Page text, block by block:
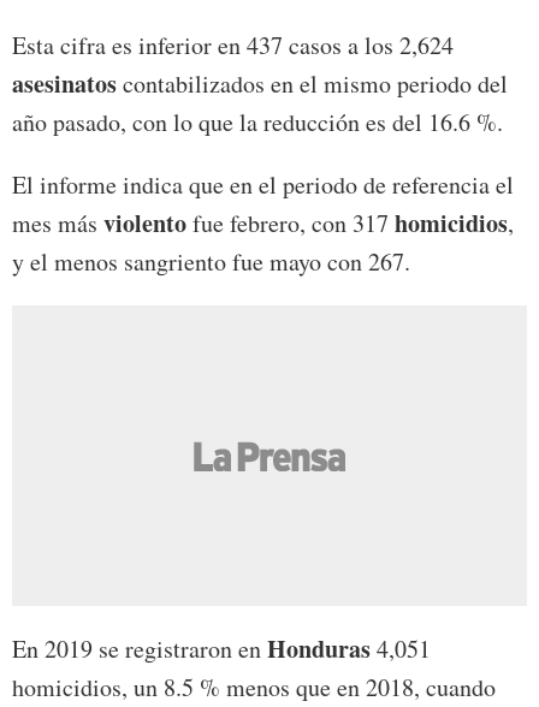
Esta cifra es inferior en 437 casos a los 2,624
asesinatoscontabilizados en el mismo periodo del
año pasado, con lo que la reducción es del 16.6 %.
El informe indica que en el periodo de referencia el
mes más violentofue febrero, con 317 homicidios,
y el menos sangriento fue mayo con 267.
En 2019 se registraron enHonduras4,051
homicidios, un 8.5 % menos que en 2018, cuando